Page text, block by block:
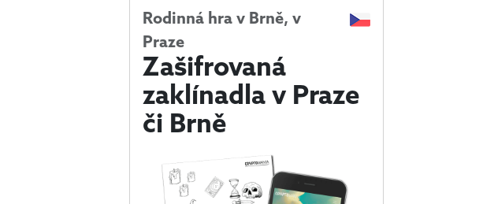
Rodinná hra v Brně, v
Praze
Zašifrovaná
zaklínadla v Praze
či Brně